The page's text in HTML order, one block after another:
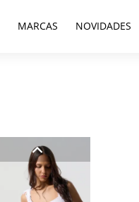
MARCAS NOVIDADES